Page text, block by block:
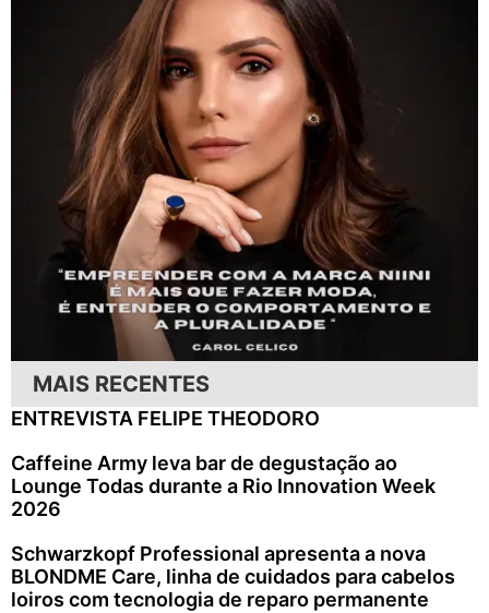
MAIS RECENTES
ENTREVISTA FELIPE THEODORO
Caffeine Army leva bar de degustação ao
Lounge Todas durante a Rio Innovation Week
2026
Schwarzkopf Professional apresenta a nova
BLONDME Care, linha de cuidados para cabelos
loiros com tecnologia de reparo permanente